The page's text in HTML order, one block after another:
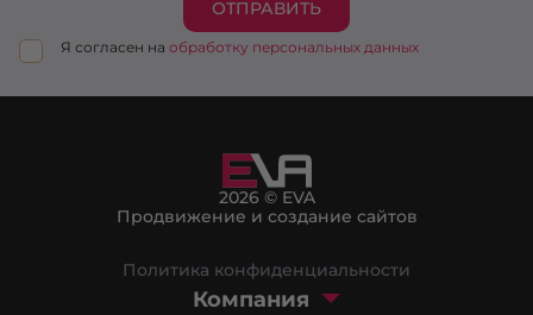
ОТПРАВИТЬ
Я согласен на обработку персональных данных
2026 © EVA
Продвижение и создание сайтов
Политика конфиденциальности
Компания